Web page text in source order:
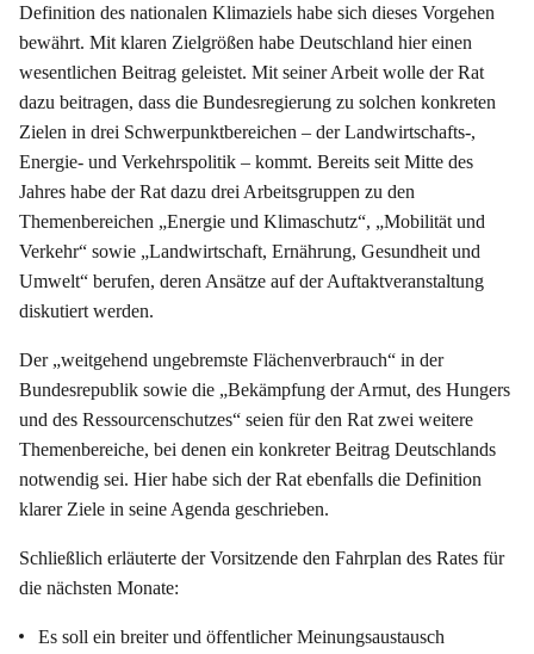
Definition des nationalen Klimaziels habe sich dieses Vorgehen
bewährt. Mit klaren Zielgrößen habe Deutschland hier einen
wesentlichen Beitrag geleistet. Mit seiner Arbeit wolle der Rat
dazu beitragen, dass die Bundesregierung zu solchen konkreten
Zielen in drei Schwerpunktbereichen – der Landwirtschafts-,
Energie- und Verkehrspolitik – kommt. Bereits seit Mitte des
Jahres habe der Rat dazu drei Arbeitsgruppen zu den
Themenbereichen „Energie und Klimaschutz“, „Mobilität und
Verkehr“ sowie „Landwirtschaft, Ernährung, Gesundheit und
Umwelt“ berufen, deren Ansätze auf der Auftaktveranstaltung
diskutiert werden.
Der „weitgehend ungebremste Flächenverbrauch“ in der
Bundesrepublik sowie die „Bekämpfung der Armut, des Hungers
und des Ressourcenschutzes“ seien für den Rat zwei weitere
Themenbereiche, bei denen ein konkreter Beitrag Deutschlands
notwendig sei. Hier habe sich der Rat ebenfalls die Definition
klarer Ziele in seine Agenda geschrieben.
Schließlich erläuterte der Vorsitzende den Fahrplan des Rates für
die nächsten Monate:
Es soll ein breiter und öffentlicher Meinungsaustausch